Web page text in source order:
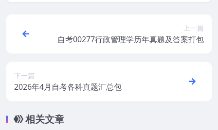
上一篇
自考00277行政管理学历年真题及答案打包
下一篇
2026年4月自考各科真题汇总包
相关文章